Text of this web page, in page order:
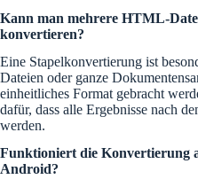
Kann man mehrere HTML-
konvertieren?
Eine Stapelkonvertierung ist
Dateien oder ganze
einheitliches Format gebracht
dafür, dass alle Ergebnisse nach
werden.
Funktioniert die Konvertierung
Android?